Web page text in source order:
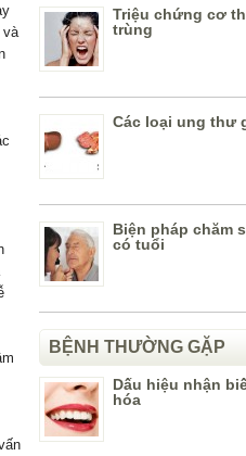
và
Triệu chứng cơ
trùng
Các loại ung thư
Biện pháp chăm
có tuổi
BỆNH THƯỜNG GẶP
Dấu hiệu nhận
hóa